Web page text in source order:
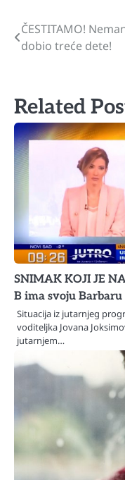
Navigacija
ČESTITAMO!
dobio treće dete!
Related
SNIMAK KOJI JE
B ima svoju Barbaru
Situacija iz jutarnjeg
voditeljka Jovana
jutarnjem…